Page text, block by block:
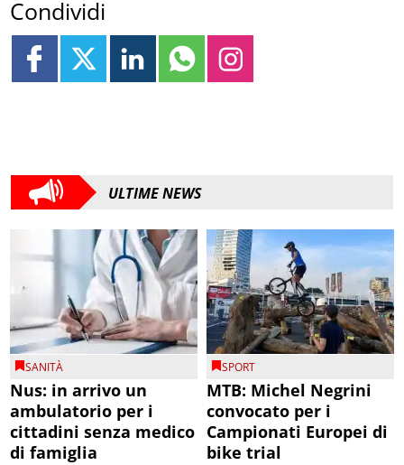
Condividi
ULTIME NEWS
SANITÀ
Nus: in arrivo un
ambulatorio per i
cittadini senza medico
di famiglia
SPORT
MTB: Michel Negrini
convocato per i
Campionati Europei di
bike trial